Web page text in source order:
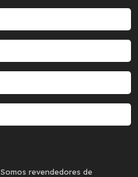
Somos revendedores de